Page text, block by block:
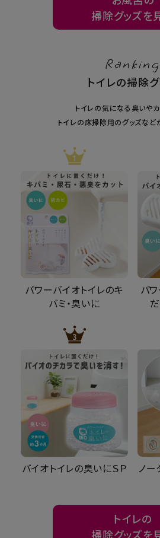
掃除グッズを
Ranking
トイレの掃除
トイレの気になる臭いやカ
トイレの床掃除用のグッズなど
パワーバイオトイレのキ
バミ・臭いに
パ
バイオトイレの臭いにＳＰ ノー
トイレの
掃除グッズを